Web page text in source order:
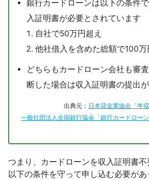
銀行カードローンは以下の条件
入証明書が必要とされています
自社で50万円超え
他社借入を含めた総額で100万
どちらもカードローン会社も審
断した場合は収入証明書の提出
出典元： 日本貸金業協会「年
一般社団法人全国銀行協会「銀行カードロー
つまり、カードローンを収入証明書不
以下の条件を守って申し込む必要があ